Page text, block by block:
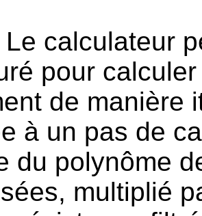
Le calculateur
pour
de manière
à un pas de
du polynôme
multiplié